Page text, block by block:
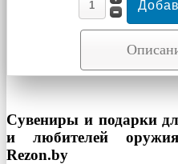
Сувениры и подарки
и любителей
Rezon.by